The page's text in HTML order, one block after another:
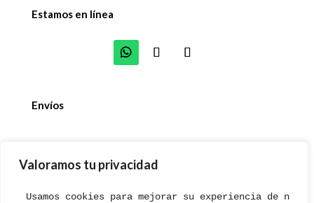
Valoramos tu privacidad
Usamos cookies para mejorar su experiencia de
Estamos en línea
Envíos
© 2023. Farmacia Antonio Massoni. Diseñado con 💚